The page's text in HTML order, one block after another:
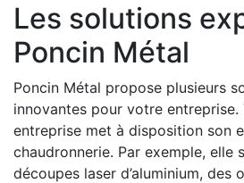
Les solutions
Poncin Métal
Poncin Métal propose plusieurs
innovantes pour votre entreprise.
entreprise met à disposition son
chaudronnerie. Par exemple, elle
découpes laser d’aluminium, des